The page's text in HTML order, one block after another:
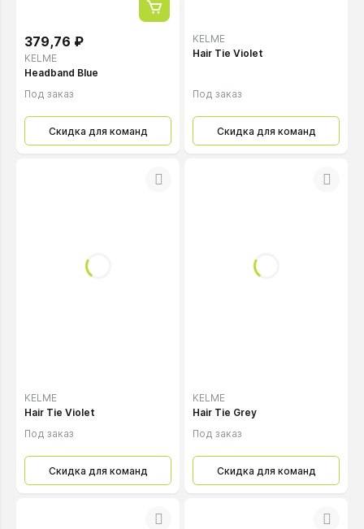
KELME
379,76 ₽
Headband Blue
Под заказ
Скидка для команд
KELME
Hair Tie Violet
Под заказ
Скидка для команд
KELME
Hair Tie Violet
Под заказ
Скидка для команд
KELME
Hair Tie Grey
Под заказ
Скидка для команд